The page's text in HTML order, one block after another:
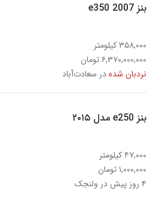
بنز e350 2007
۳۵۸,۰۰۰ کیلومتر
۶,۳۷۰,۰۰۰,۰۰۰ تومان
نردبان شدهدر سعادت‌آباد
بنز e250 مدل ۲۰۱۵
۴۷,۰۰۰ کیلومتر
۱,۰۰۰,۰۰۰ تومان
۴ روز پیش در ولنجک